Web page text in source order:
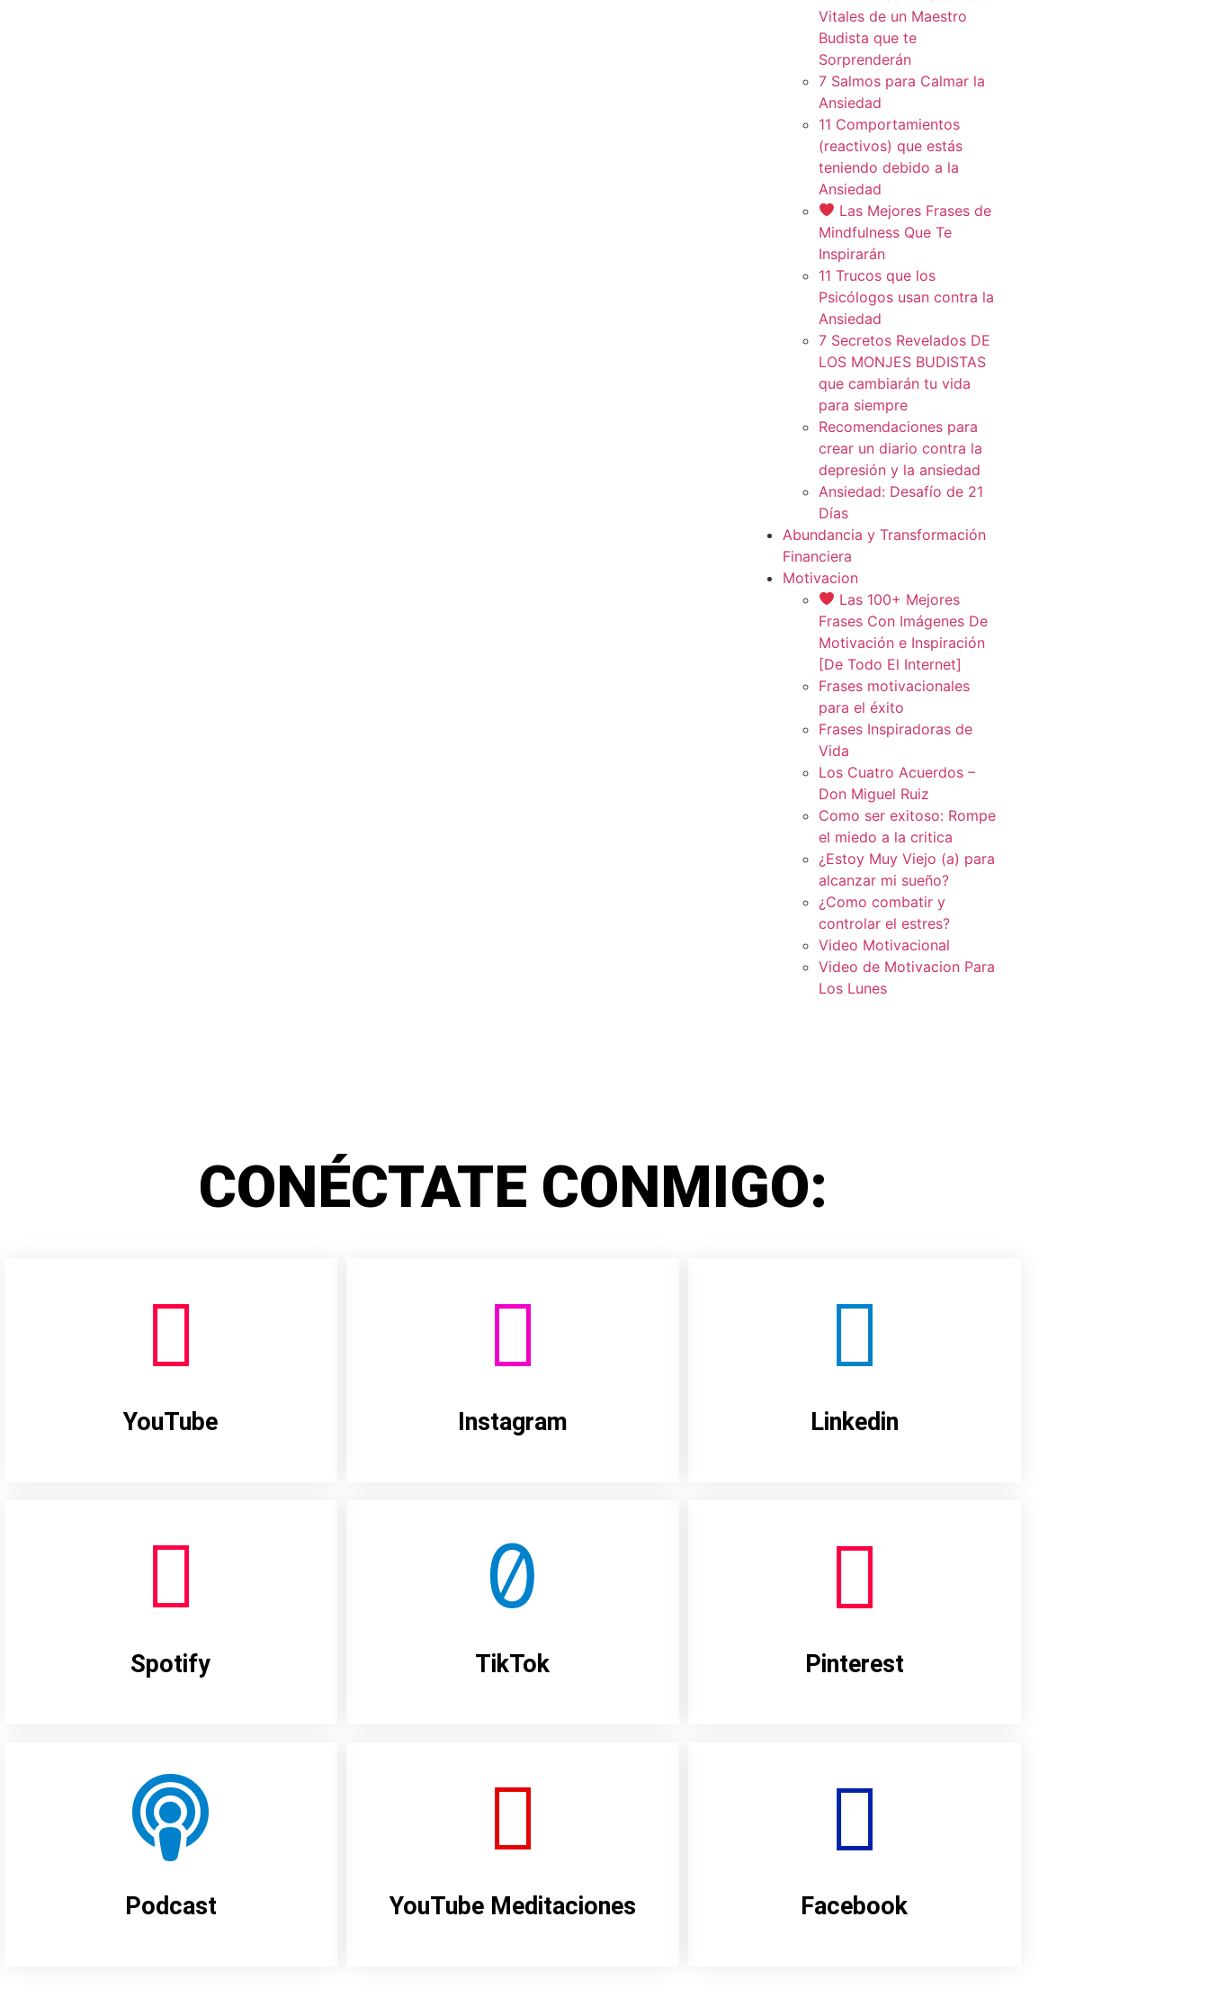
Vitales de un Maestro
Budista que te
Sorprenderán
7 Salmos para Calmar la
Ansiedad
11 Comportamientos
(reactivos) que estás
teniendo debido a la
Ansiedad
Las Mejores Frases de
Mindfulness Que Te
Inspirarán
11 Trucos que los
Psicólogos usan contra la
Ansiedad
7 Secretos Revelados DE
LOS MONJES BUDISTAS
que cambiarán tu vida
para siempre
Recomendaciones para
crear un diario contra la
depresión y la ansiedad
Ansiedad: Desafío de 21
Días
Abundancia y Transformación
Financiera
Motivacion
Las 100+ Mejores
Frases Con Imágenes De
Motivación e Inspiración
[De Todo El Internet]
Frases motivacionales
para el éxito
Frases Inspiradoras de
Vida
Los Cuatro Acuerdos –
Don Miguel Ruiz
Como ser exitoso: Rompe
el miedo a la critica
¿Estoy Muy Viejo (a) para
alcanzar mi sueño?
¿Como combatir y
controlar el estres?
Video Motivacional
Video de Motivacion Para
Los Lunes
CONÉCTATE CONMIGO:
YouTube Instagram Linkedin
Spotify TikTok Pinterest
Podcast YouTube Meditaciones Facebook